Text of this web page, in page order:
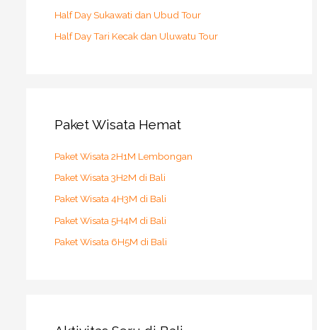
Half Day Sukawati dan Ubud Tour
Half Day Tari Kecak dan Uluwatu Tour
Paket Wisata Hemat
Paket Wisata 2H1M Lembongan
Paket Wisata 3H2M di Bali
Paket Wisata 4H3M di Bali
Paket Wisata 5H4M di Bali
Paket Wisata 6H5M di Bali